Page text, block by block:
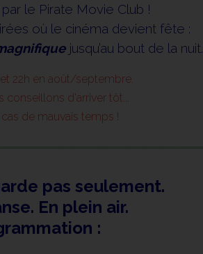
le Pirate Movie Club !
où le cinéma devient fête :
jusqu’au bout de la nuit.
22h en août/septembre.
d'arriver tôt...
de mauvais temps !
pas seulement.
En plein air.
: